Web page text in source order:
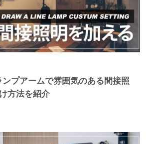
ンプアームで雰囲気のある間接照
方法を紹介